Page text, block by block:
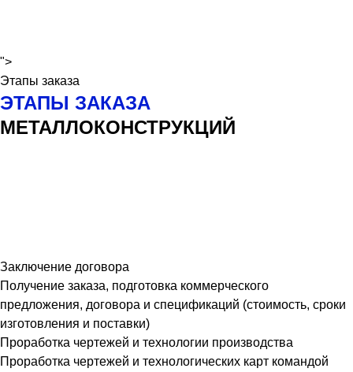
">
Этапы заказа
ЭТАПЫ ЗАКАЗА
МЕТАЛЛОКОНСТРУКЦИЙ
Заключение договора
Получение заказа, подготовка коммерческого
предложения, договора и спецификаций (стоимость, сроки
изготовления и поставки)
Проработка чертежей и технологии производства
Проработка чертежей и технологических карт командой